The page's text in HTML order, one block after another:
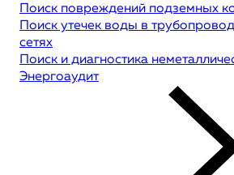
Поиск повреждений подземных
Поиск утечек воды в
сетях
Поиск и диагностика
Энергоаудит